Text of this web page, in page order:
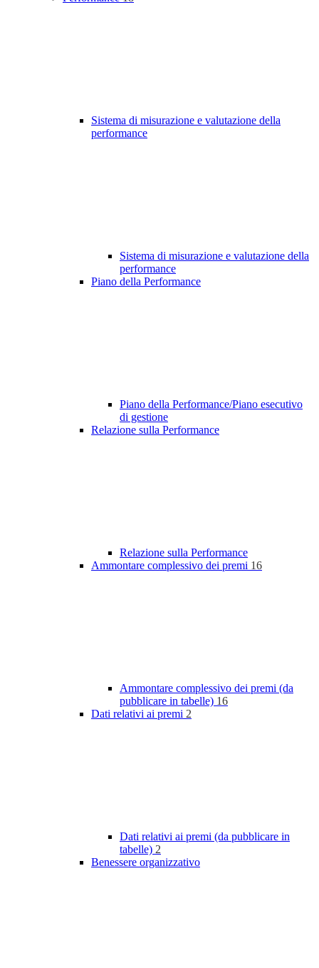
Sistema di misurazione e valutazione della
performance
Sistema di misurazione e valutazione della
performance
Piano della Performance
Piano della Performance/Piano esecutivo
di gestione
Relazione sulla Performance
Relazione sulla Performance
Ammontare complessivo dei premi 16
Ammontare complessivo dei premi (da
pubblicare in tabelle) 16
Dati relativi ai premi 2
Dati relativi ai premi (da pubblicare in
tabelle) 2
Benessere organizzativo